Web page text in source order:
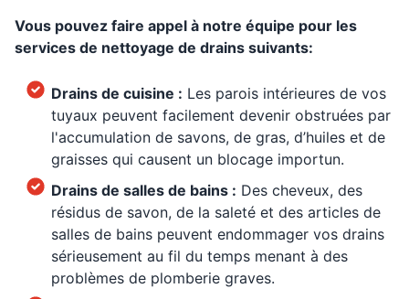
Vous pouvez faire appel à notre équipe pour les
services de nettoyage de drains suivants:
Drains de cuisine : Les parois intérieures de vos
tuyaux peuvent facilement devenir obstruées par
l'accumulation de savons, de gras, d’huiles et de
graisses qui causent un blocage importun.
Drains de salles de bains : Des cheveux, des
résidus de savon, de la saleté et des articles de
salles de bains peuvent endommager vos drains
sérieusement au fil du temps menant à des
problèmes de plomberie graves.